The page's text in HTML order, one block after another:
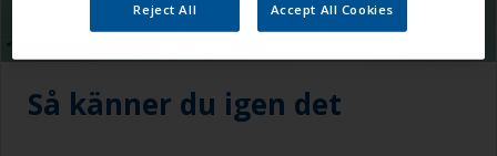
Så känner du igen det
Reject All Accept All Cookies